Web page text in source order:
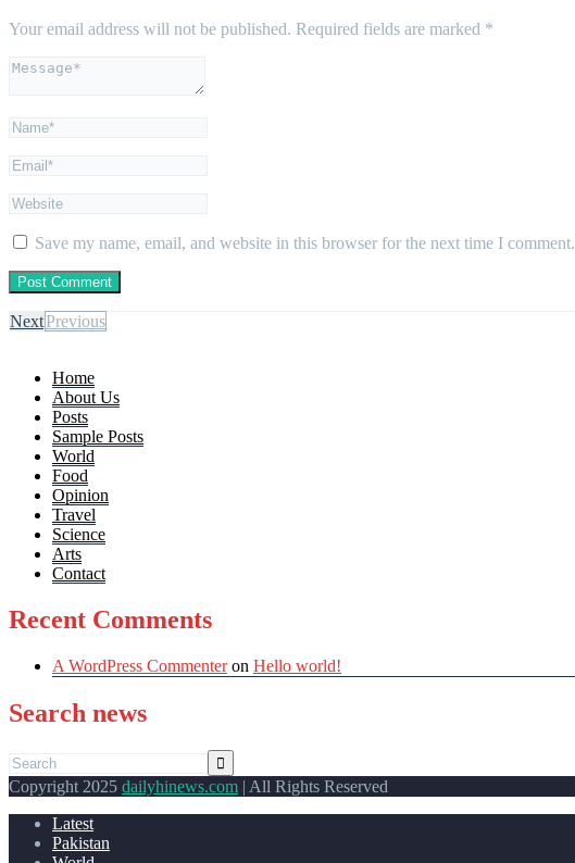
Your email address will not be published. Required fields are marked *
Save my name, email, and website in this browser for the next time I comment.
NextPrevious
Home
About Us
Posts
Sample Posts
World
Food
Opinion
Travel
Science
Arts
Contact
Recent Comments
A WordPress Commenteron Hello world!
Search news
Copyright 2025 dailyhinews.com | All Rights Reserved
Latest
Pakistan